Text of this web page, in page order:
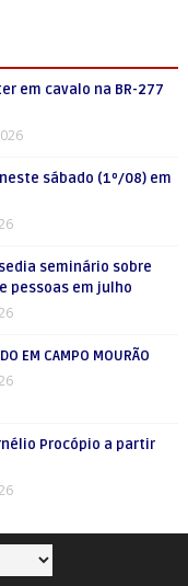
em cavalo na BR-277
sábado (1º/08) em
seminário sobre
pessoas em julho
EM CAMPO MOURÃO
Procópio a partir